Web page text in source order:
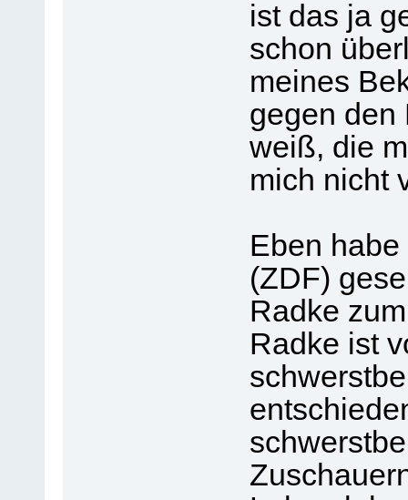
ist das ja
schon
meines
gegen den
weiß, die
mich nicht
Eben
(ZDF)
Radke
Radke ist